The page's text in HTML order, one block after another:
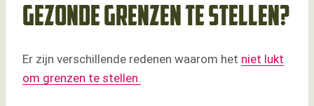
gezonde grenzen te stellen?
Er zijn verschillende redenen waarom het niet lukt
om grenzen te stellen.